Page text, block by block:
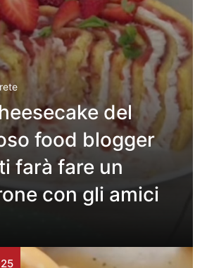
del
food blogger
farà fare un
con gli amici